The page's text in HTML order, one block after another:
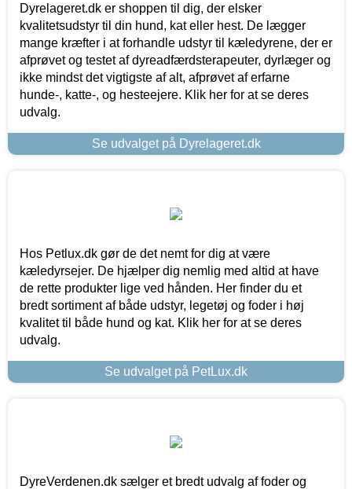
Dyrelageret.dk er shoppen til dig, der elsker
kvalitetsudstyr til din hund, kat eller hest. De lægger
mange kræfter i at forhandle udstyr til kæledyrene, der er
afprøvet og testet af dyreadfærdsterapeuter, dyrlæger og
ikke mindst det vigtigste af alt, afprøvet af erfarne
hunde-, katte-, og hesteejere. Klik her for at se deres
udvalg.
Se udvalget på Dyrelageret.dk
Hos Petlux.dk gør de det nemt for dig at være
kæledyrsejer. De hjælper dig nemlig med altid at have
de rette produkter lige ved hånden. Her finder du et
bredt sortiment af både udstyr, legetøj og foder i høj
kvalitet til både hund og kat. Klik her for at se deres
udvalg.
Se udvalget på PetLux.dk
DyreVerdenen.dk sælger et bredt udvalg af foder og